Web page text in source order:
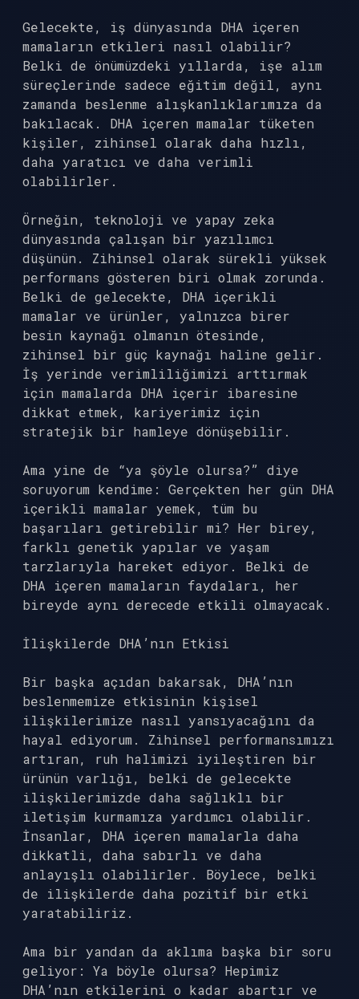
Gelecekte, iş dünyasında DHA içeren
mamaların etkileri nasıl olabilir?
Belki de önümüzdeki yıllarda, işe alım
süreçlerinde sadece eğitim değil, aynı
zamanda beslenme alışkanlıklarımıza da
bakılacak. DHA içeren mamalar tüketen
kişiler, zihinsel olarak daha hızlı,
daha yaratıcı ve daha verimli
olabilirler.
Örneğin, teknoloji ve yapay zeka
dünyasında çalışan bir yazılımcı
düşünün. Zihinsel olarak sürekli yüksek
performans gösteren biri olmak zorunda.
Belki de gelecekte, DHA içerikli
mamalar ve ürünler, yalnızca birer
besin kaynağı olmanın ötesinde,
zihinsel bir güç kaynağı haline gelir.
İş yerinde verimliliğimizi arttırmak
için mamalarda DHA içerir ibaresine
dikkat etmek, kariyerimiz için
stratejik bir hamleye dönüşebilir.
Ama yine de “ya şöyle olursa?” diye
soruyorum kendime: Gerçekten her gün DHA
içerikli mamalar yemek, tüm bu
başarıları getirebilir mi? Her birey,
farklı genetik yapılar ve yaşam
tarzlarıyla hareket ediyor. Belki de
DHA içeren mamaların faydaları, her
bireyde aynı derecede etkili olmayacak.
İlişkilerde DHA’nın Etkisi
Bir başka açıdan bakarsak, DHA’nın
beslenmemize etkisinin kişisel
ilişkilerimize nasıl yansıyacağını da
hayal ediyorum. Zihinsel performansımızı
artıran, ruh halimizi iyileştiren bir
ürünün varlığı, belki de gelecekte
ilişkilerimizde daha sağlıklı bir
iletişim kurmamıza yardımcı olabilir.
İnsanlar, DHA içeren mamalarla daha
dikkatli, daha sabırlı ve daha
anlayışlı olabilirler. Böylece, belki
de ilişkilerde daha pozitif bir etki
yaratabiliriz.
Ama bir yandan da aklıma başka bir soru
geliyor: Ya böyle olursa? Hepimiz
DHA’nın etkilerini o kadar abartır ve